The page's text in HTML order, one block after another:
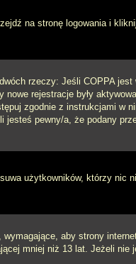
na stronę logowania i
rzeczy: Jeśli COPPA
rejestracje były
zgodnie z instrukcjami w
pewny/a, że podany
użytkowników, którzy
aby strony
mniej niż 13 lat. Jeżeli